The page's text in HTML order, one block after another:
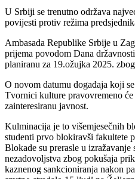
U Srbiji se trenutno održava
povijesti protiv režima
Ambasada Republike Srbije u
prijema povodom Dana
planiranu za 19.ožujka 2025.
O novom datumu događaja koji
Tvornici kulture pravovremeno
zainteresiranu javnost.
Kulminacija je to višemjesečnih
studenti prvo blokiravši fakultete
Blokade su prerasle u izražavanje
nezadovoljstva zbog pokušaja
kaznenog sankcioniranja nakon